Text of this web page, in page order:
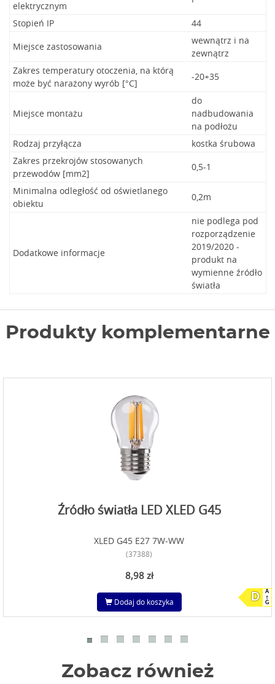
elektrycznym
Stopień IP
44
Miejsce zastosowania
wewnątrz i na
zewnątrz
Zakres temperatury otoczenia, na którą
może być narażony wyrób [°C]
-20+35
Miejsce montażu
do
nadbudowania
na podłożu
Rodzaj przyłącza
kostka śrubowa
Zakres przekrojów stosowanych
przewodów [mm2]
0,5-1
Minimalna odległość od oświetlanego
obiektu
0,2m
Dodatkowe informacje
nie podlega pod
rozporządzenie
2019/2020 -
produkt na
wymienne źródło
światła
Produkty komplementarne
D
A
G
Źródło światła LED XLED G45
XLED G45 E27 7W-WW
(37388)
8,98 zł
Dodaj do koszyka
Zobacz również